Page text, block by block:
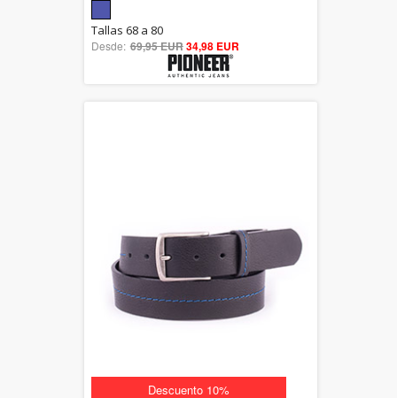
out of 5
Tallas 68 a 80
Desde: 69,95 EUR34,98 EUR
Descuento 10%